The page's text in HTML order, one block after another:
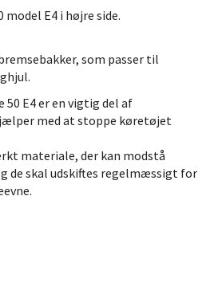
model E4 i højre side.
som passer til
50 E4 er en vigtig del af
med at stoppe køretøjet
materiale, der kan modstå
de skal udskiftes regelmæssigt for